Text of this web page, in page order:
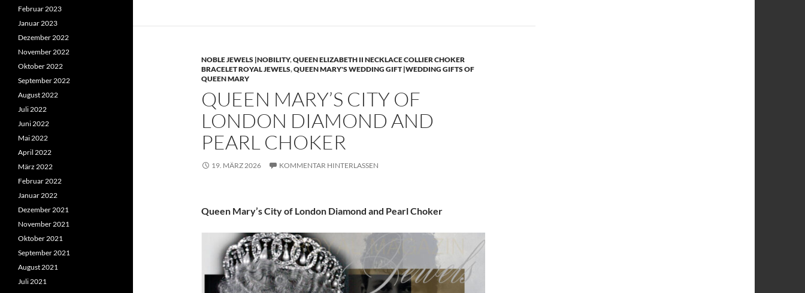
NOBLE JEWELS |NOBILITY,QUEEN ELIZABETH II NECKLACE COLLIER CHOKER
BRACELET ROYAL JEWELS,QUEEN MARY'S WEDDING GIFT |WEDDING GIFTS OF
QUEEN MARY
QUEEN MARY’S CITY OF
LONDON DIAMOND AND
PEARL CHOKER
19. MÄRZ 2026 KOMMENTAR HINTERLASSEN
Queen Mary’s City of London Diamond and Pearl Choker
Februar 2023
Januar 2023
Dezember 2022
November 2022
Oktober 2022
September 2022
August 2022
Juli 2022
Juni 2022
Mai 2022
April 2022
März 2022
Februar 2022
Januar 2022
Dezember 2021
November 2021
Oktober 2021
September 2021
August 2021
Juli 2021